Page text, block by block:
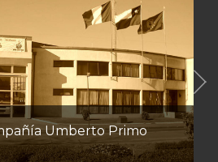
Umberto Primo